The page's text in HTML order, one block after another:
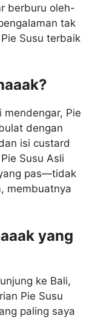
berburu oleh-
tak
Susu terbaik
Pie
dengan
isi custard
Susu Asli
pas—tidak
membuatnya
yang
ke Bali,
Pie Susu
paling saya